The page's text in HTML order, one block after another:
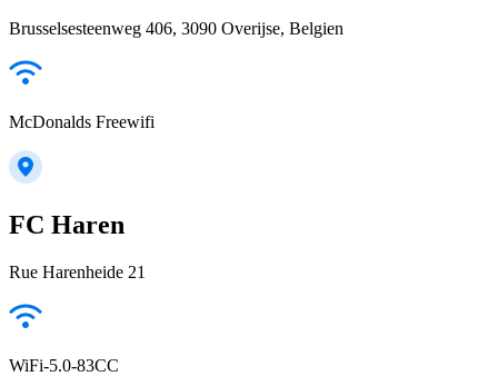
Brusselsesteenweg 406, 3090 Overijse, Belgien
McDonalds Freewifi
FC Haren
Rue Harenheide 21
WiFi-5.0-83CC